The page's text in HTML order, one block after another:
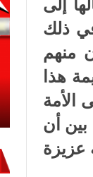
ذلك
منهم
هذا
الأمة
بين أن
عزيزة